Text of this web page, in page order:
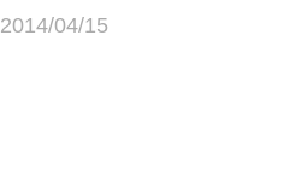
2014/04/15